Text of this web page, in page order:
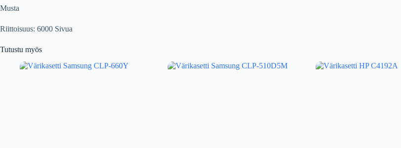
Musta
Riittoisuus: 6000 Sivua
Tutustu myös